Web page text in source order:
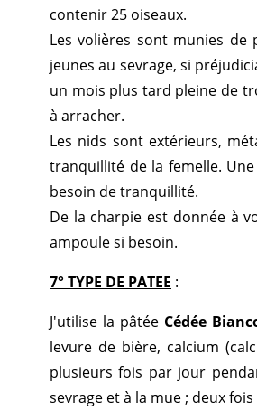
contenir 25 oiseaux.
Les volières sont munies
jeunes au sevrage, si
un mois plus tard pleine de
à arracher.
Les nids sont extérieurs,
tranquillité de la femelle.
besoin de tranquillité.
De la charpie est donnée à
ampoule si besoin.
7° TYPE DE PATEE :
J'utilise la pâtée Cédée
levure de bière, calcium
plusieurs fois par jour
sevrage et à la mue ; deux